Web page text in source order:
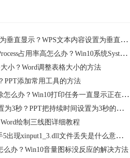
WPS文本内容怎么设置为垂直显示？WPS文本内容设置为垂直显示操作分享
Win10系统System Idle Process占用率高怎么办？Win10系统System Idle Process占用率高怎么解决？
小？Word调整表格大小的方法
PPT添加常用工具的方法
Win10打印任务无法删除怎么办？Win10打印任务一直显示正在删除解决方法
PPT怎么把持续时间设置为3秒？PPT把持续时间设置为3秒的方法
绘制三线图详细教程
Win11电脑玩侠盗猎车手5出现xinput1_3.dll文件丢失是什么意思？Win11电脑玩侠盗猎车手5出现xinput1_3.dll文件丢失怎么办？
么办？Win10音量图标没反应的解决方法